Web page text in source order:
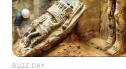
BUZZ DAY